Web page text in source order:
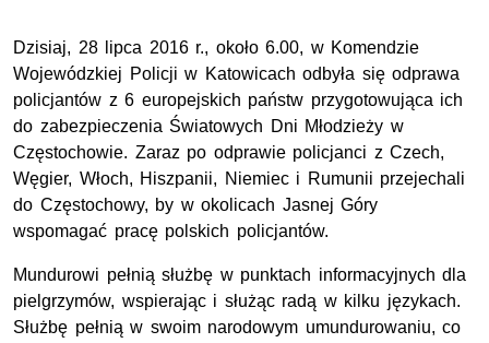
Dzisiaj, 28 lipca 2016 r., około 6.00, w Komendzie
Wojewódzkiej Policji w Katowicach odbyła się odprawa
policjantów z 6 europejskich państw przygotowująca ich
do zabezpieczenia Światowych Dni Młodzieży w
Częstochowie. Zaraz po odprawie policjanci z Czech,
Węgier, Włoch, Hiszpanii, Niemiec i Rumunii przejechali
do Częstochowy, by w okolicach Jasnej Góry
wspomagać pracę polskich policjantów.
Mundurowi pełnią służbę w punktach informacyjnych dla
pielgrzymów, wspierając i służąc radą w kilku językach.
Służbę pełnią w swoim narodowym umundurowaniu, co